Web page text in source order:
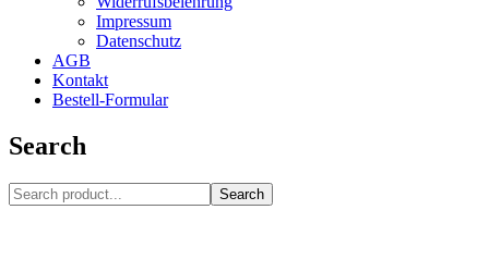
Impressum
Datenschutz
AGB
Kontakt
Bestell-Formular
Search
Search